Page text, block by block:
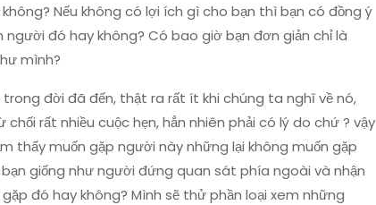
Nếu không có lợi ích gì cho bạn thì bạn có đồng ý
đó hay không? Có bao giờ bạn đơn giản chỉ là
mình?
đời đã đến, thật ra rất ít khi chúng ta nghĩ về nó,
rất nhiều cuộc hẹn, hẳn nhiên phải có lý do chứ ? vậy
thấy muốn gặp người này những lại không muốn gặp
giống như người đứng quan sát phía ngoài và nhận
đó hay không? Mình sẽ thử phần loại xem những